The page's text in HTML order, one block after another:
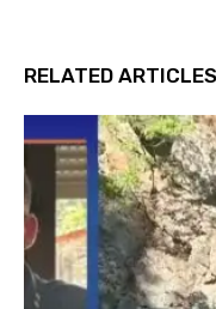
RELATED ARTICLES